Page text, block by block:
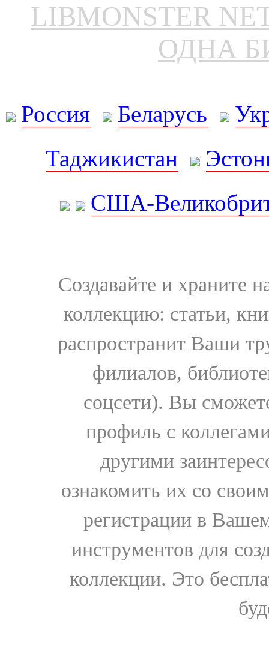
LIBMONSTER
ОДНА
Россия Беларусь
Таджикистан
США-
Создавайте и храните
коллекцию: статьи,
распространит Ваши
филиалов,
соцсети). Вы
профиль с
другими
ознакомить их со
регистрации в
инструментов для
коллекции. Это